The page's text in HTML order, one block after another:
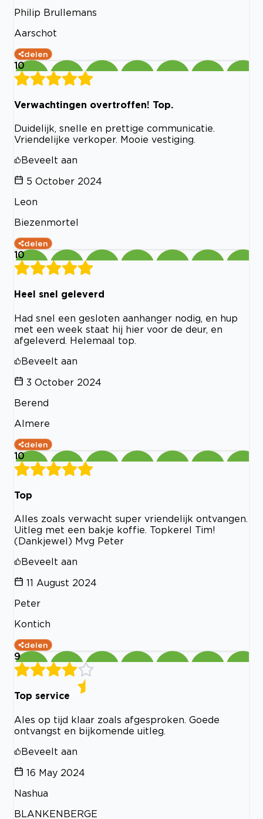
Philip Brullemans
Aarschot
delen
10
Verwachtingen overtroffen! Top.
Duidelijk, snelle en prettige communicatie.
Vriendelijke verkoper. Mooie vestiging.
Beveelt aan
5 October 2024
Leon
Biezenmortel
delen
10
Heel snel geleverd
Had snel een gesloten aanhanger nodig, en hup
met een week staat hij hier voor de deur, en
afgeleverd. Helemaal top.
Beveelt aan
3 October 2024
Berend
Almere
delen
10
Top
Alles zoals verwacht super vriendelijk ontvangen.
Uitleg met een bakje koffie. Topkerel Tim!
(Dankjewel) Mvg Peter
Beveelt aan
11 August 2024
Peter
Kontich
delen
9
Top service
Ales op tijd klaar zoals afgesproken. Goede
ontvangst en bijkomende uitleg.
Beveelt aan
16 May 2024
Nashua
BLANKENBERGE